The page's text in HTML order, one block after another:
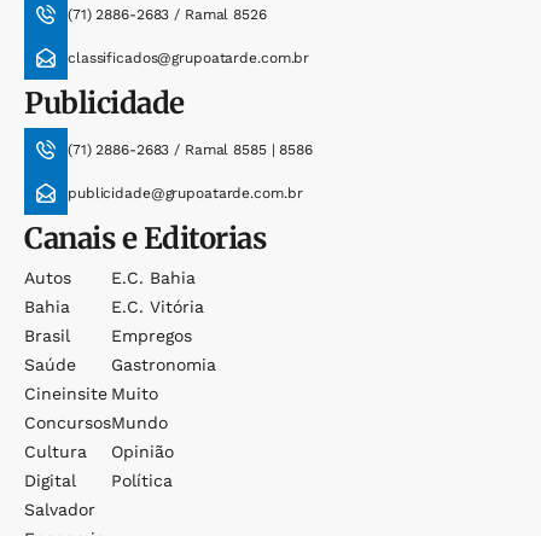
(71) 2886-2683 / Ramal 8526
classificados@grupoatarde.com.br
Publicidade
(71) 2886-2683 / Ramal 8585 | 8586
publicidade@grupoatarde.com.br
Canais e Editorias
Autos
Bahia
Brasil
Saúde
Cineinsite
Concursos
Cultura
Digital
Salvador
E.c. Bahia
E.c. Vitória
Empregos
Gastronomia
Muito
Mundo
Opinião
Política